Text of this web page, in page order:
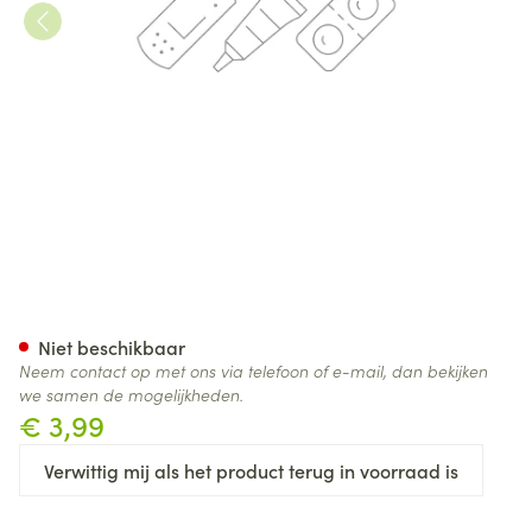
€ 3,99
Verwittig mij als het product terug in voorraad is
Niet beschikbaar
Neem contact op met ons via telefoon of e-mail, dan bekijken
we samen de mogelijkheden.